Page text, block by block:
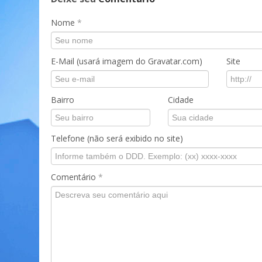
Nome *
E-Mail (usará imagem do Gravatar.com) Site
Bairro Cidade
Telefone (não será exibido no site)
Comentário *